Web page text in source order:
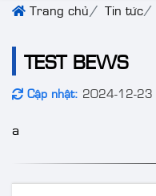
Trang chủ Tin tức
TEST BEWS
Cập nhật: 2024-12-
a